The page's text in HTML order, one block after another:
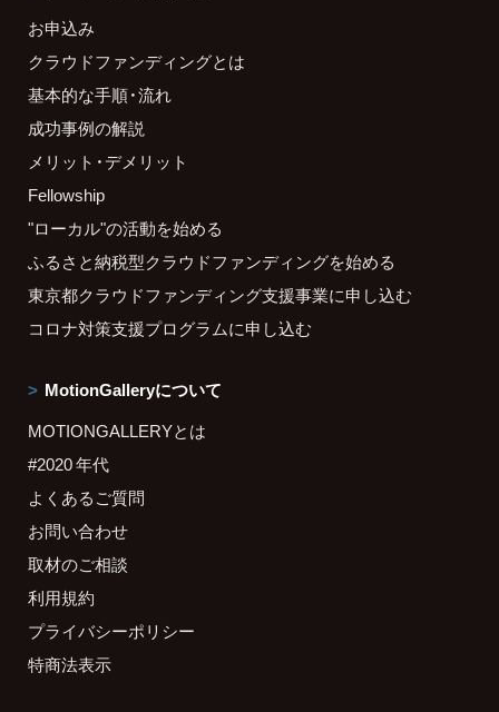
お申込み
クラウドファンディングとは
基本的な手順・流れ
成功事例の解説
メリット・デメリット
Fellowship
"ローカル"の活動を始める
ふるさと納税型クラウドファンディングを始める
東京都クラウドファンディング支援事業に申し込む
コロナ対策支援プログラムに申し込む
MotionGalleryについて
MOTIONGALLERYとは
#2020 年代
よくあるご質問
お問い合わせ
取材のご相談
利用規約
プライバシーポリシー
特商法表示